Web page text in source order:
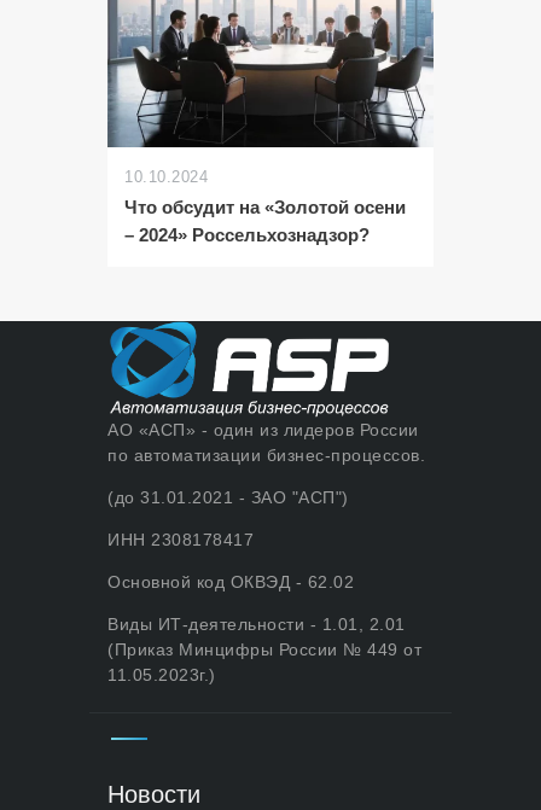
10.10.2024
Что обсудит на «Золотой осени
– 2024» Россельхознадзор?
АО «АСП» - один из лидеров России
по автоматизации бизнес-процессов.
(до 31.01.2021 - ЗАО "АСП")
ИНН 2308178417
Основной код ОКВЭД - 62.02
Виды ИТ-деятельности - 1.01, 2.01
(Приказ Минцифры России № 449 от
11.05.2023г.)
Новости